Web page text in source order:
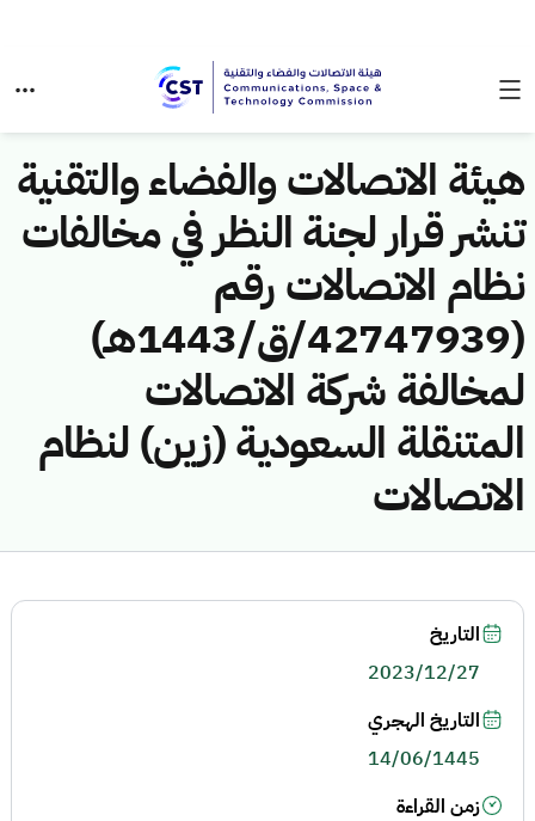
هيئة الاتصالات والفضاء والتقنية
تنشر قرار لجنة النظر في مخالفات
نظام الاتصالات رقم
(42747939/ق/1443هـ)
لمخالفة شركة الاتصالات
المتنقلة السعودية (زين) لنظام
الاتصالات
التاريخ
2023/12/27
التاريخ الهجري
14/06/1445
زمن القراءة